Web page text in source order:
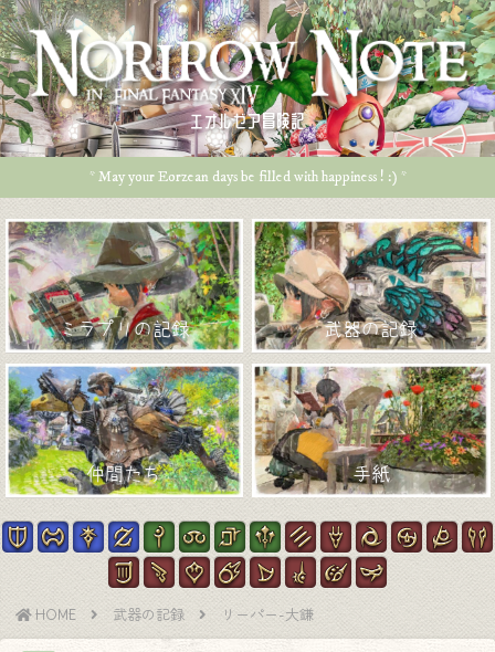
エオルゼア冒険記
* May your Eorzean days be filled with happiness ! :) *
ミラプリの記録 武器の記録
仲間たち 手紙
HOME 武器の記録 リーパー-大鎌